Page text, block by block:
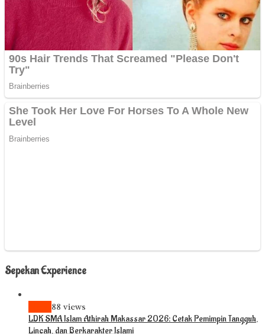
Sepekan Experience
88 views
LDK SMA Islam Athirah Makassar 2026: Cetak Pemimpin Tangguh,
Lincah, dan Berkarakter Islami